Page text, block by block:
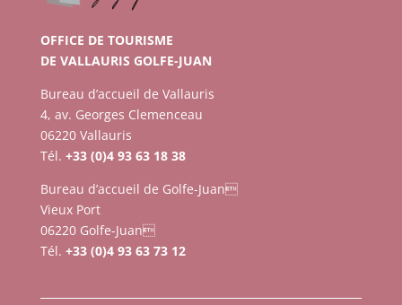
OFFICE DE TOURISME
DE VALLAURIS GOLFE-JUAN
Bureau d’accueil de Vallauris
4, av. Georges Clemenceau
06220 Vallauris
Tél. +33 (0)4 93 63 18 38
Bureau d’accueil de Golfe-Juan
Vieux Port
06220 Golfe-Juan
Tél. +33 (0)4 93 63 73 12